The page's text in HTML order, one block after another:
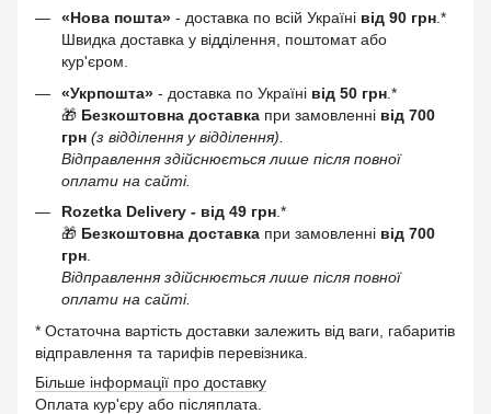
«Нова пошта» - доставка по всій Україні від 90 грн.*
Швидка доставка у відділення, поштомат або
кур'єром.
«Укрпошта» - доставка по Україні від 50 грн .*
🎁 Безкоштовна доставка при замовленні від 700
грн (з відділення у відділення).
Відправлення здійснюється лише після повної
оплати на сайті.
Rozetka Delivery - від 49 грн .*
🎁 Безкоштовна доставка при замовленні від 700
грн
Відправлення здійснюється лише після повної
оплати на сайті.
* Остаточна вартість доставки залежить від ваги, габаритів
відправлення та тарифів перевізника.
Більше інформації про доставку
Оплата кур'єру або післяплата.